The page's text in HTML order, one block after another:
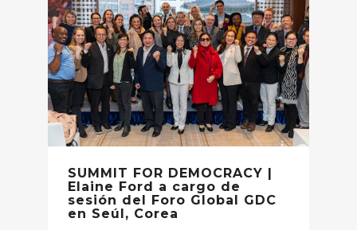
SUMMIT FOR DEMOCRACY |
Elaine Ford a cargo de
sesión del Foro Global GDC
en Seúl, Corea